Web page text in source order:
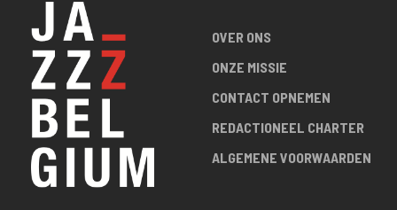
OVER ONS
ONZE MISSIE
CONTACT OPNEMEN
REDACTIONEEL CHARTER
ALGEMENE VOORWAARDEN